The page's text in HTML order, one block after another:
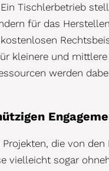
Tischlerbetrieb
für das
kleinere und
werden
die von
vielleicht sogar